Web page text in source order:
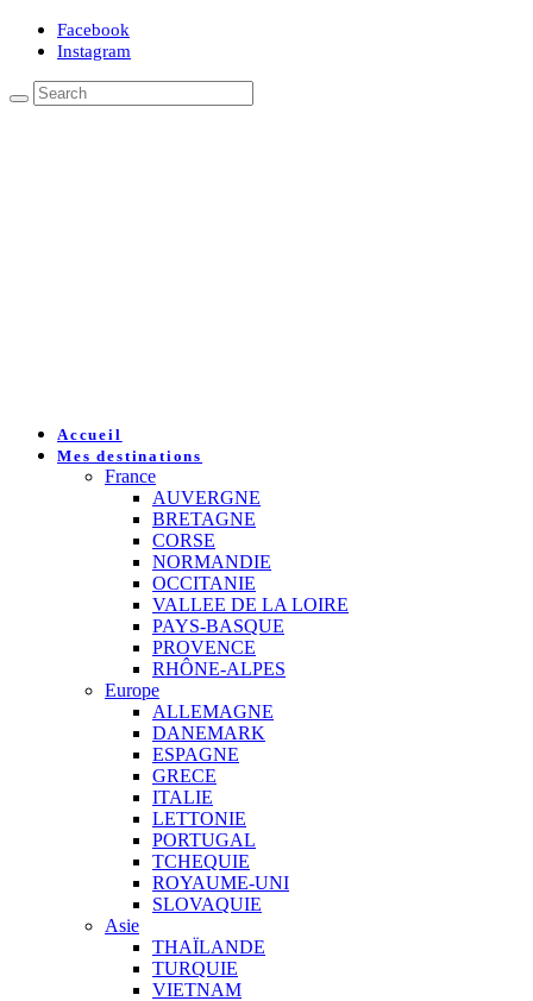
Facebook
Instagram
Accueil
Mes destinations
France
AUVERGNE
BRETAGNE
CORSE
NORMANDIE
OCCITANIE
VALLEE DE LA LOIRE
PAYS-BASQUE
PROVENCE
RHÔNE-ALPES
Europe
ALLEMAGNE
DANEMARK
ESPAGNE
GRECE
ITALIE
LETTONIE
PORTUGAL
TCHEQUIE
ROYAUME-UNI
SLOVAQUIE
Asie
THAÏLANDE
TURQUIE
VIETNAM